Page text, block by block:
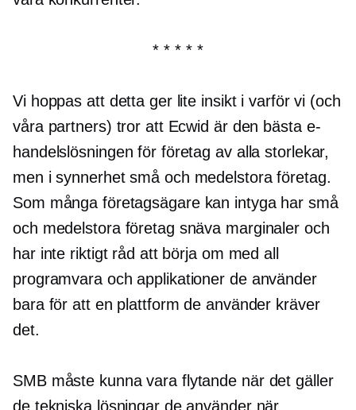
* * * * *
Vi hoppas att detta ger lite insikt i varför vi (och
våra partners) tror att Ecwid är den bästa e-
handelslösningen för företag av alla storlekar,
men i synnerhet små och medelstora företag.
Som många företagsägare kan intyga har små
och medelstora företag snäva marginaler och
har inte riktigt råd att börja om med all
programvara och applikationer de använder
bara för att en plattform de använder kräver
det.
SMB måste kunna vara flytande när det gäller
de tekniska lösningar de använder när